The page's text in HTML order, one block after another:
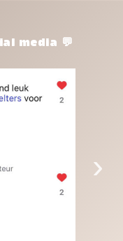
media 💬
›